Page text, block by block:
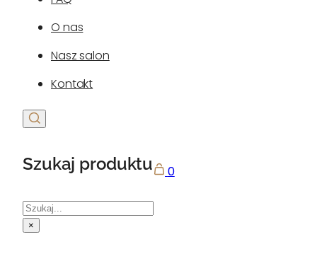
O nas
Nasz salon
Kontakt
Szukaj produktu
Szukaj
×
0